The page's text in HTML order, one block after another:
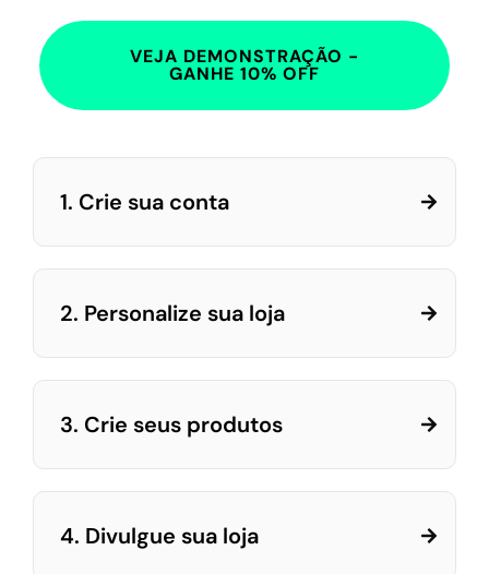
VEJA DEMONSTRAÇÃO -
GANHE 10% OFF
1. Crie sua conta
2. Personalize sua loja
3. Crie seus produtos
4. Divulgue sua loja